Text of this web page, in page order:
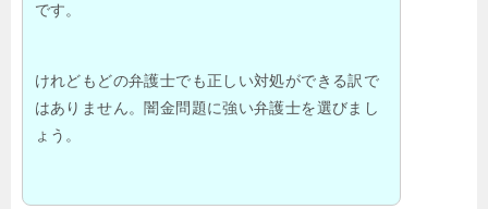
です。
けれどもどの弁護士でも正しい対処ができる訳で
はありません。闇金問題に強い弁護士を選びまし
ょう。